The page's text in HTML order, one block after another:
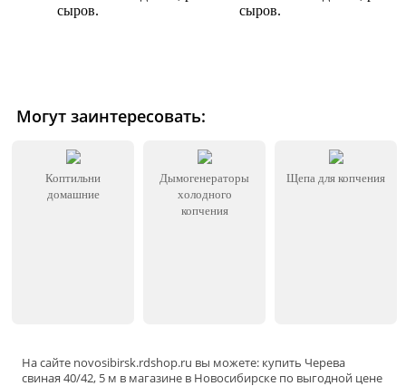
сыров.
сыров.
Могут заинтересовать:
Коптильни
домашние
Дымогенераторы
холодного
копчения
Щепа для копчения
На сайте novosibirsk.rdshop.ru вы можете: купить Черева
свиная 40/42, 5 м в магазине в Новосибирске по выгодной цене